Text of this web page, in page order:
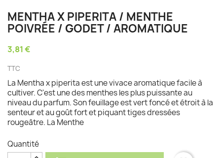
MENTHA X PIPERITA / MENTHE
POIVRÉE / GODET / AROMATIQUE
3,81 €
TTC
La Mentha x piperita est une vivace aromatique facile à
cultiver. C'est une des menthes les plus puissante au
niveau du parfum. Son feuillage est vert foncé et étroit à la
senteur et au goût fort et piquant tiges dressées
rougeâtre. La Menthe
Quantité